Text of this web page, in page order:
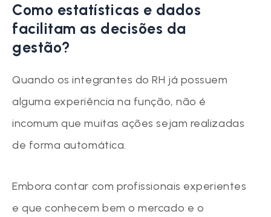
Como estatísticas e dados
facilitam as decisões da
gestão?
Quando os integrantes do RH já possuem
alguma experiência na função, não é
incomum que muitas ações sejam realizadas
de forma automática.
Embora contar com profissionais experientes
e que conhecem bem o mercado e o